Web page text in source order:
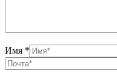
Имя *